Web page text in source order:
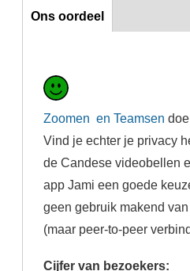
Ons oordeel
Ons oordeel
Zoomen en Teamsen
Vind je echter je privacy
de Candese videobellen
app Jami een goede
geen gebruik makend
(maar peer-to-peer
Cijfer van bezoekers: